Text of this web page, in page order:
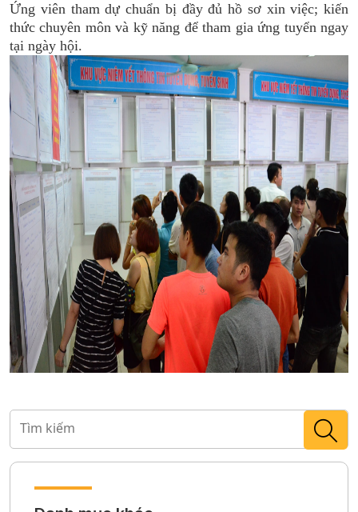
Ứng viên tham dự chuẩn bị đầy đủ hồ sơ xin việc; kiến
thức chuyên môn và kỹ năng để tham gia ứng tuyển ngay
tại ngày hội.